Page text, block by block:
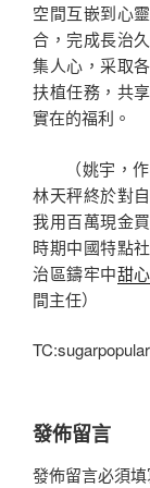
空間互嵌到心
合，完成長治
集人心，采取
扶植任務，共
實在的福利。
（姚宇，
林天秤終於對
我用百萬現金
時期中國特點
治區鑄牢中甜
間主任）
發佈留言
發佈留言必須